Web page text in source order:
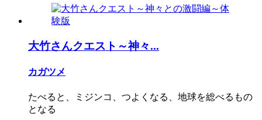
大竹さんクエスト～神々...
カガツメ
たべると、ミジンコ、つよくなる、地球を総べるもの
となる